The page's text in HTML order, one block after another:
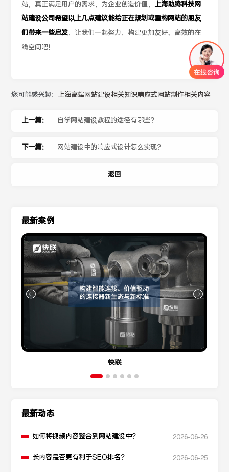
站，真正满足用户的需求，为企业创造价值， 上海助腾科技网
站建设公司希望以上几点建议能给正在规划或重构网站的朋友
们带来一些启发，让我们一起努力，构建更加友好、高效的在
线空间吧！
您可能感兴趣： 上海高端网站建设相关知识响应式网站制作相关内容
上一篇： 自学网站建设教程的途径有哪些？
下一篇： 网站建设中的响应式设计怎么实现？
返回
最新案例
快联
最新动态
如何将视频内容整合到网站建设中？ 2026-06-26
长内容是否更有利于SEO排名？ 2026-06-25